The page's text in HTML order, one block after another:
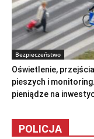
Bezpieczeństwo
Oświetlenie,
pieszych i
pieniądze na
POLICJA